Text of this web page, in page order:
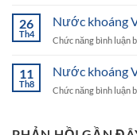
26
Th4
Nước khoáng
Chức năng bình luận
11
Th8
Nước khoáng
Chức năng bình luận